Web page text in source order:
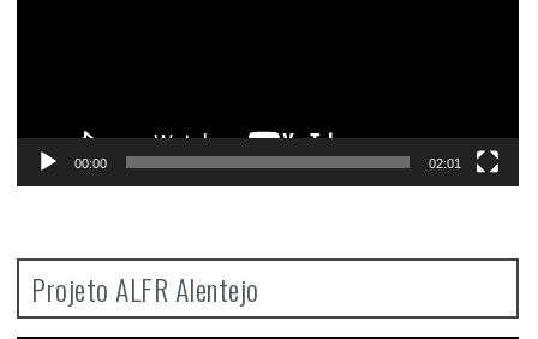
00:00 02:01
Projeto ALFR Alentejo